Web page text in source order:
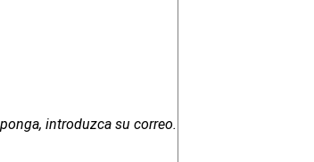
introduzca su correo.